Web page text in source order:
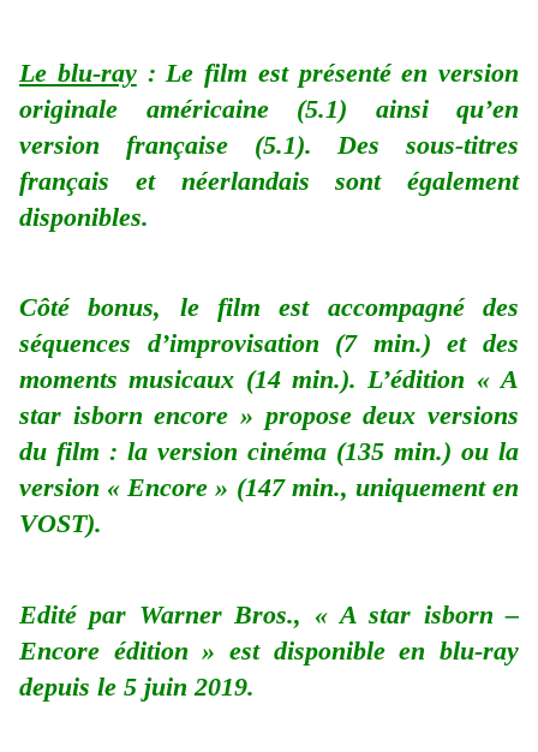
Le blu-ray: Le film est présenté en version
originale américaine (5.1) ainsi qu’en
version française (5.1). Des sous-titres
français et néerlandais sont également
disponibles.
Côté bonus, le film est accompagné des
séquences d’improvisation (7 min.) et des
moments musicaux (14 min.). L’édition « A
star isborn encore » propose deux versions
du film : la version cinéma (135 min.) ou la
version « Encore » (147 min., uniquement en
VOST).
Edité par Warner Bros., « A star isborn –
Encore édition » est disponible en blu-ray
depuis le 5 juin 2019.